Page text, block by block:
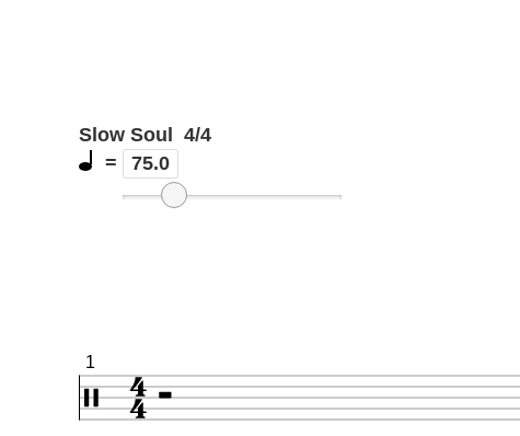
Slow Soul
4/4
=
75.0
1